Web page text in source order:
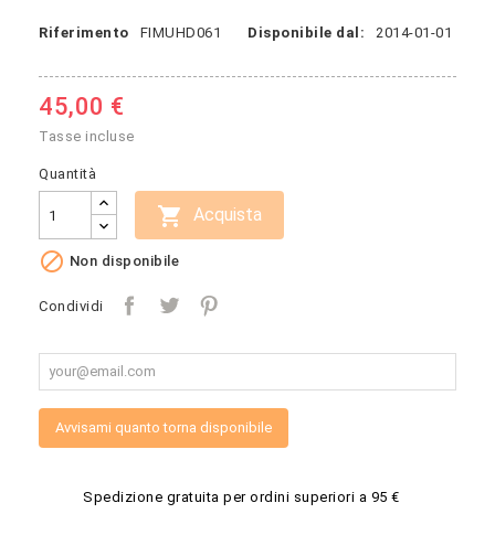
Riferimento FIMUHD061 Disponibile dal: 2014-01-01
45,00 €
Tasse incluse
Quantità
 Acquista
 Non disponibile
Condividi
Avvisami quanto torna disponibile
Spedizione gratuita per ordini superiori a 95 €